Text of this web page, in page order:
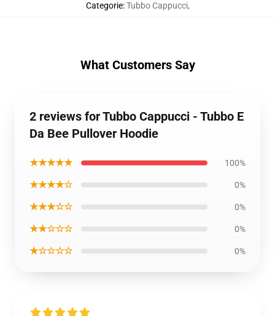
Categorie:Tubbo Cappucci,
What Customers Say
2 reviews for Tubbo Cappucci - Tubbo E
Da Bee Pullover Hoodie
★★★★★ 100%
★★★★☆ 0%
★★★☆☆ 0%
★★☆☆☆ 0%
★☆☆☆☆ 0%